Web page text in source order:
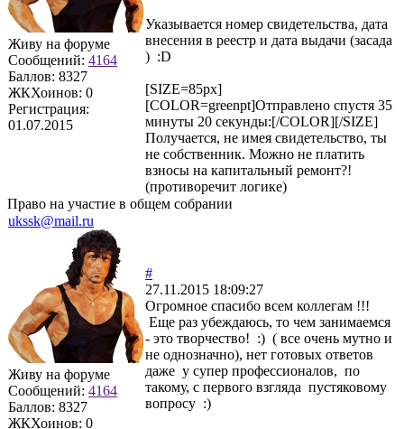
Живу на форуме
Сообщений: 4164
Баллов: 8327
ЖКХоинов: 0
Регистрация:
01.07.2015
Указывается номер свидетельства, дата
внесения в реестр и дата выдачи (засада
) :D
[SIZE=85px]
[COLOR=greenpt]Отправлено спустя 35
минуты 20 секунды:[/COLOR][/SIZE]
Получается, не имея свидетельство, ты
не собственник. Можно не платить
взносы на капитальный ремонт?!
(противоречит логике)
Право на участие в общем собрании
ukssk@mail.ru
Живу на форуме
Сообщений: 4164
Баллов: 8327
ЖКХоинов: 0
#
27.11.2015 18:09:27
Огромное спасибо всем коллегам !!!
Еще раз убеждаюсь, то чем занимаемся
- это творчество! :) ( все очень мутно и
не однозначно), нет готовых ответов
даже у супер профессионалов, по
такому, с первого взгляда пустяковому
вопросу :)